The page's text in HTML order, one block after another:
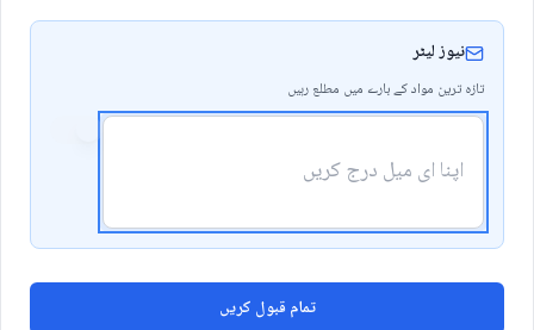
جو نہ ہو دل میں درد عشق
بسمل نہیں ہے تو تو تڑپنا بھی چھوڑ دے
ہم سمجھ گئے کہ بسمل کی ہائے ھُو تو سنی جا سکتی
ہے لیکن اُس کے تڑپنے کا کھوج مشکل ہے !
تڑپا کیے، ہوا کیے .. اور جو ہوا کیے اُس کا کھوج کیوں
نیوز لیٹر
تازہ ترین مواد کے بارے میں مطلع رہیں
تمام قبول کریں